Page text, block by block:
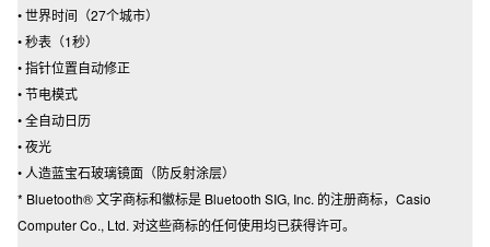
• 世界时间（27个城市）
• 秒表（1秒）
• 指针位置自动修正
• 节电模式
• 全自动日历
• 夜光
• 人造蓝宝石玻璃镜面（防反射涂层）
* Bluetooth® 文字商标和徽标是 Bluetooth SIG, Inc. 的注册商标，Casio
Computer Co., Ltd. 对这些商标的任何使用均已获得许可。